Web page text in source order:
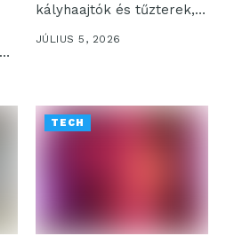
kályhaajtók és tűzterek,
amelyek otthonaink...
JÚLIUS 5, 2026
TECH